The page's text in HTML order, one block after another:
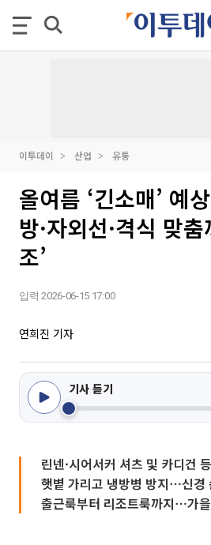
이투데이 산업 유통
올여름 ‘긴소매’ 예
방·자외선·격식 맞
조’
입력 2026-06-15 17:00
연희진 기자
기사 듣기
린넨·시어서커 셔츠 및 카디건
햇볕 가리고 냉방병 방지⋯신경
출근룩부터 리조트룩까지⋯가